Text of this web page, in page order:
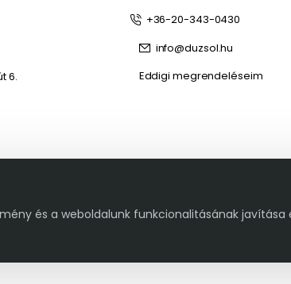
és a weboldalunk funkcionalitásának javítása
6.
+36-20-343-0430
info@duzsol.hu
Eddigi megrendeléseim